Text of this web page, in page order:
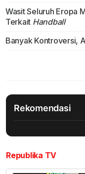
Wasit Seluruh Eropa
Terkait Handball
Banyak Kontroversi,
Rekomendasi
Republika TV